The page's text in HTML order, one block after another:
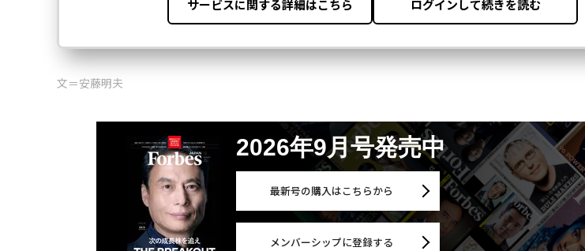
文＝安藤明夫
2026年9月号発売中
最新号の購入はこちらから
メンバーシップに登録する